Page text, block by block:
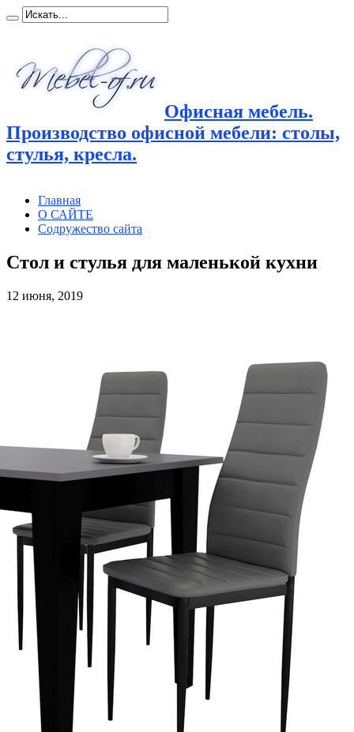
Офисная мебель.
Производство офисной мебели: столы,
стулья, кресла.
Главная
О САЙТЕ
Содружество сайта
Стол и стулья для маленькой кухни
12 июня, 2019